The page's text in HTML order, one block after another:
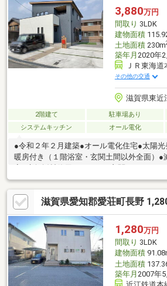
相談もご検討ください※当社規定により買
ます）
3,880万円
間取り 3LDK
建物面積
土地面積230m
築年月 2020年
ＪＲ東海
その他の交通
滋賀県東近
2階建て 駐車場あり
システムキッチン
オール電化
●令和２年２月建築●オール電化住宅●太陽
暖房付き（１階浴室・玄関土間以外全面）●
ランドリールーム有り●テラス有り●駐車３
フレンドマートスマート 歩３分●ウエル
ユタカ 歩６分■第一種換気システム■Low-E
ッシ（全居室）■全居室照明・カーテン付き
駐車台数は車種による※家具・調度品は売買
滋賀県愛知郡愛荘町長野
1,280万円
間取り 3LDK
建物面積
土地面積
築年月 2007年